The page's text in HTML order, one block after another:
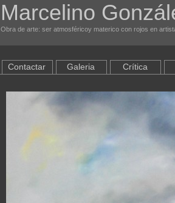
Marcelino
Obra de arte: ser atmosféricoy materico con rojos en
Contactar Galeria Crítica